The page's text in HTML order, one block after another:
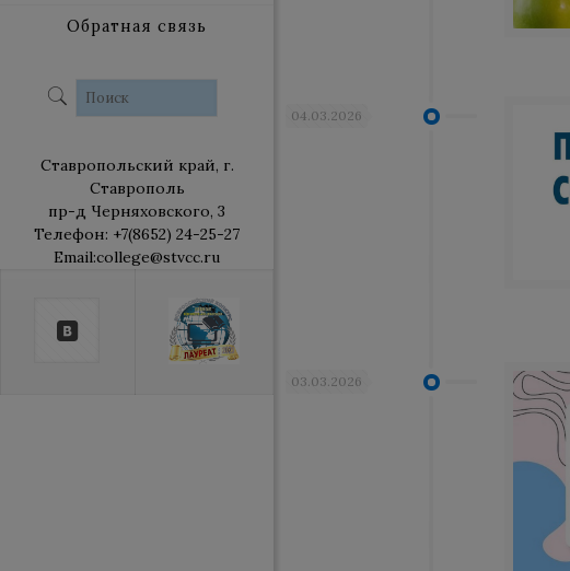
Обратная связь
Ставропольский край, г.
Ставрополь
пр-д Черняховского, 3
Телефон: +7(8652) 24-25-27
Email:college@stvcc.ru
04.03.2026
03.03.2026